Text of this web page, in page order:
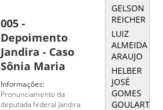
005 -
Depoimento
Jandira - Caso
Sônia Maria
Informações:
Pronunciamento da
deputada federal Jandira
GELSON
REICHER
LUIZ
ALMEIDA
ARAUJO
HELBER
JOSÉ
GOMES
GOULART